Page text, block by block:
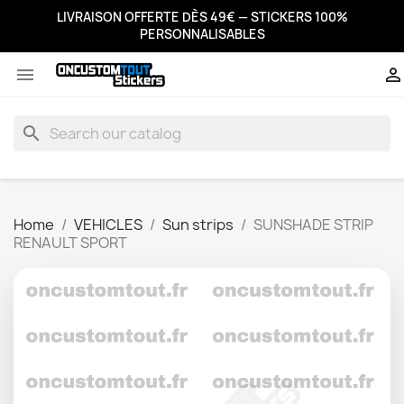
LIVRAISON OFFERTE DÈS 49€ — STICKERS 100%
PERSONNALISABLES
 
search
Home VEHICLES Sun strips
SUNSHADE STRIP
RENAULT SPORT